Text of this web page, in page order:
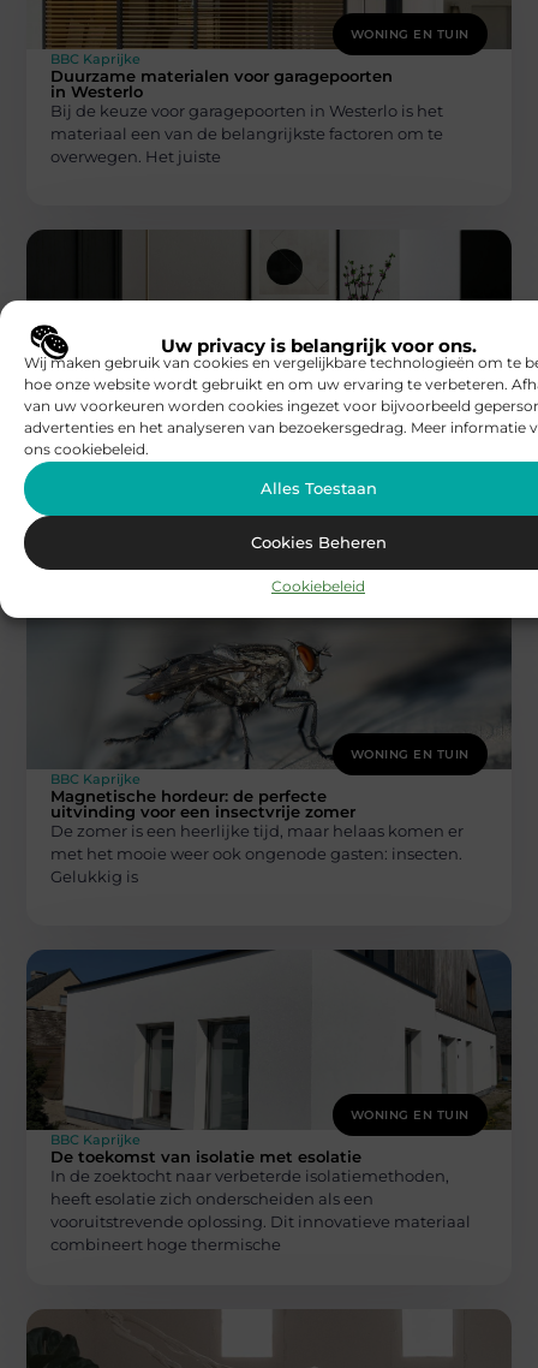
Uw privacy is belangrijk voor ons.
Wij maken gebruik van cookies en vergelijkbare technologieën om te
hoe onze website wordt gebruikt en om uw ervaring te verbeteren.
van uw voorkeuren worden cookies ingezet voor bijvoorbeeld
advertenties en het analyseren van bezoekersgedrag. Meer informatie
ons cookiebeleid.
Alles Toestaan
Cookies Beheren
Cookiebeleid
WONING EN TUIN
BBC Kaprijke
Duurzame materialen voor garagepoorten
in Westerlo
Bij de keuze voor garagepoorten in Westerlo is het
materiaal een van de belangrijkste factoren om te
overwegen. Het juiste
WONING EN TUIN
BBC Kaprijke
Tuinstoelen kopen voor kleine tuinen en
balkons
compacte tuin of een knus balkon, is het essentieel om
slimme keuzes te
WONING EN TUIN
BBC Kaprijke
Magnetische hordeur: de perfecte
uitvinding voor een insectvrije zomer
De zomer is een heerlijke tijd, maar helaas komen er
met het mooie weer ook ongenode gasten: insecten.
Gelukkig is
WONING EN TUIN
BBC Kaprijke
De toekomst van isolatie met esolatie
In de zoektocht naar verbeterde isolatiemethoden,
heeft esolatie zich onderscheiden als een
vooruitstrevende oplossing. Dit innovatieve materiaal
combineert hoge thermische